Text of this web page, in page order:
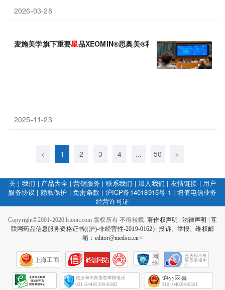
2026-03-28
麦施美学旗下重要星品XEOMIN®思奥美®和RADIESSE 芮得怡上
2025-11-23
< 1 2 3 4 ... 50 >
关于我们 | 产品大全|营销服务 | 联系我们 | 加入我们 | 友情链接 | 用户
服务协议 | 隐私保护 |免责条款 | 沪ICP备14018915号-1 |增值电信业务
经营许可证
Copyright©2001-2020 bioon.com 版权所有 不得转载.著作权声明 法律声明
互
联网药品信息服务资格证书((沪)-非经营性-2019-0162)|投诉、举报、维权邮
箱：editor@medsci.cn<
上海工商
网
络
会
征
021-54485309-8082 31010402000321